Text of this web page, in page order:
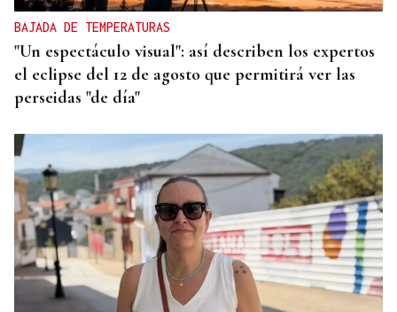
BAJADA DE TEMPERATURAS
"Un espectáculo visual": así describen los expertos
el eclipse del 12 de agosto que permitirá ver las
perseidas "de día"